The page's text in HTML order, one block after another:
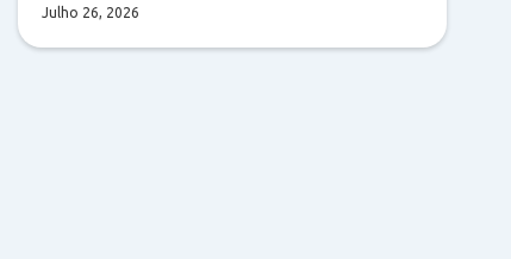
Julho 26, 2026